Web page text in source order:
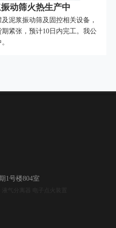
动筛火热生产中
泥浆振动筛及固控相关设备，
紧张，预计10日内完工。我公
1号楼804室